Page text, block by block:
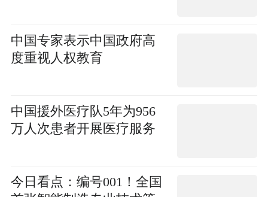
中国专家表示中国政府高
度重视人权教育
中国援外医疗队5年为956
万人次患者开展医疗服务
今日看点：编号001！全国